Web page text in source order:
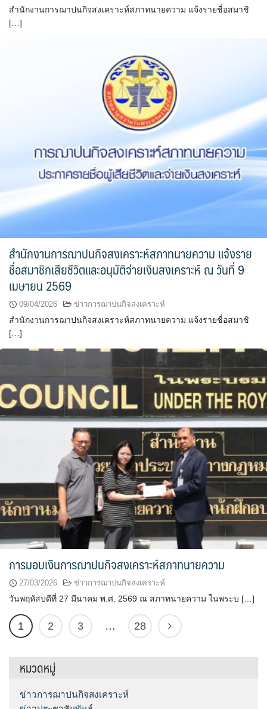
สำนักงานการฌาปนกิจสงเคราะห์สภาทนายความ แจ้งรายชื่อสมาชิ
[…]
สำนักงานการฌาปนกิจสงเคราะห์สภาทนายความ แจ้งราย
ชื่อสมาชิกเสียชีวิตและอนุมัติจ่ายเงินสงเคราะห์ ณ วันที่ 9
เมษายน 2569
09/04/2026 ข่าวการฌาปนกิจสงเคราะห์
สำนักงานการฌาปนกิจสงเคราะห์สภาทนายความ แจ้งรายชื่อสมาชิ
[…]
การมอบเงินการฌาปนกิจสงเคราะห์สภาทนายความ
27/03/2026 ข่าวการฌาปนกิจสงเคราะห์
วันพฤหัสบดีที่ 27 มีนาคม พ.ศ. 2569 ณ สภาทนายความ ในพระบ […]
1 2 3 … 28
หมวดหมู่
ข่าวการฌาปนกิจสงเคราะห์